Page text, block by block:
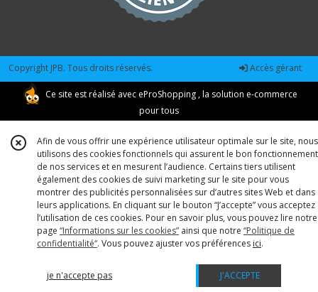
Copyright JPB. Tous droits réservés. Accès gérant
Ce site est réalisé avec eProShopping, la solution e-commerce
pour tous
Afin de vous offrir une expérience utilisateur optimale sur le site, nous
utilisons des cookies fonctionnels qui assurent le bon fonctionnement
de nos services et en mesurent l’audience. Certains tiers utilisent
également des cookies de suivi marketing sur le site pour vous
montrer des publicités personnalisées sur d’autres sites Web et dans
leurs applications. En cliquant sur le bouton “J’accepte” vous acceptez
l’utilisation de ces cookies. Pour en savoir plus, vous pouvez lire notre
page “Informations sur les cookies” ainsi que notre “Politique de
confidentialité“. Vous pouvez ajuster vos préférences ici.
je n'accepte pas J'ACCEPTE